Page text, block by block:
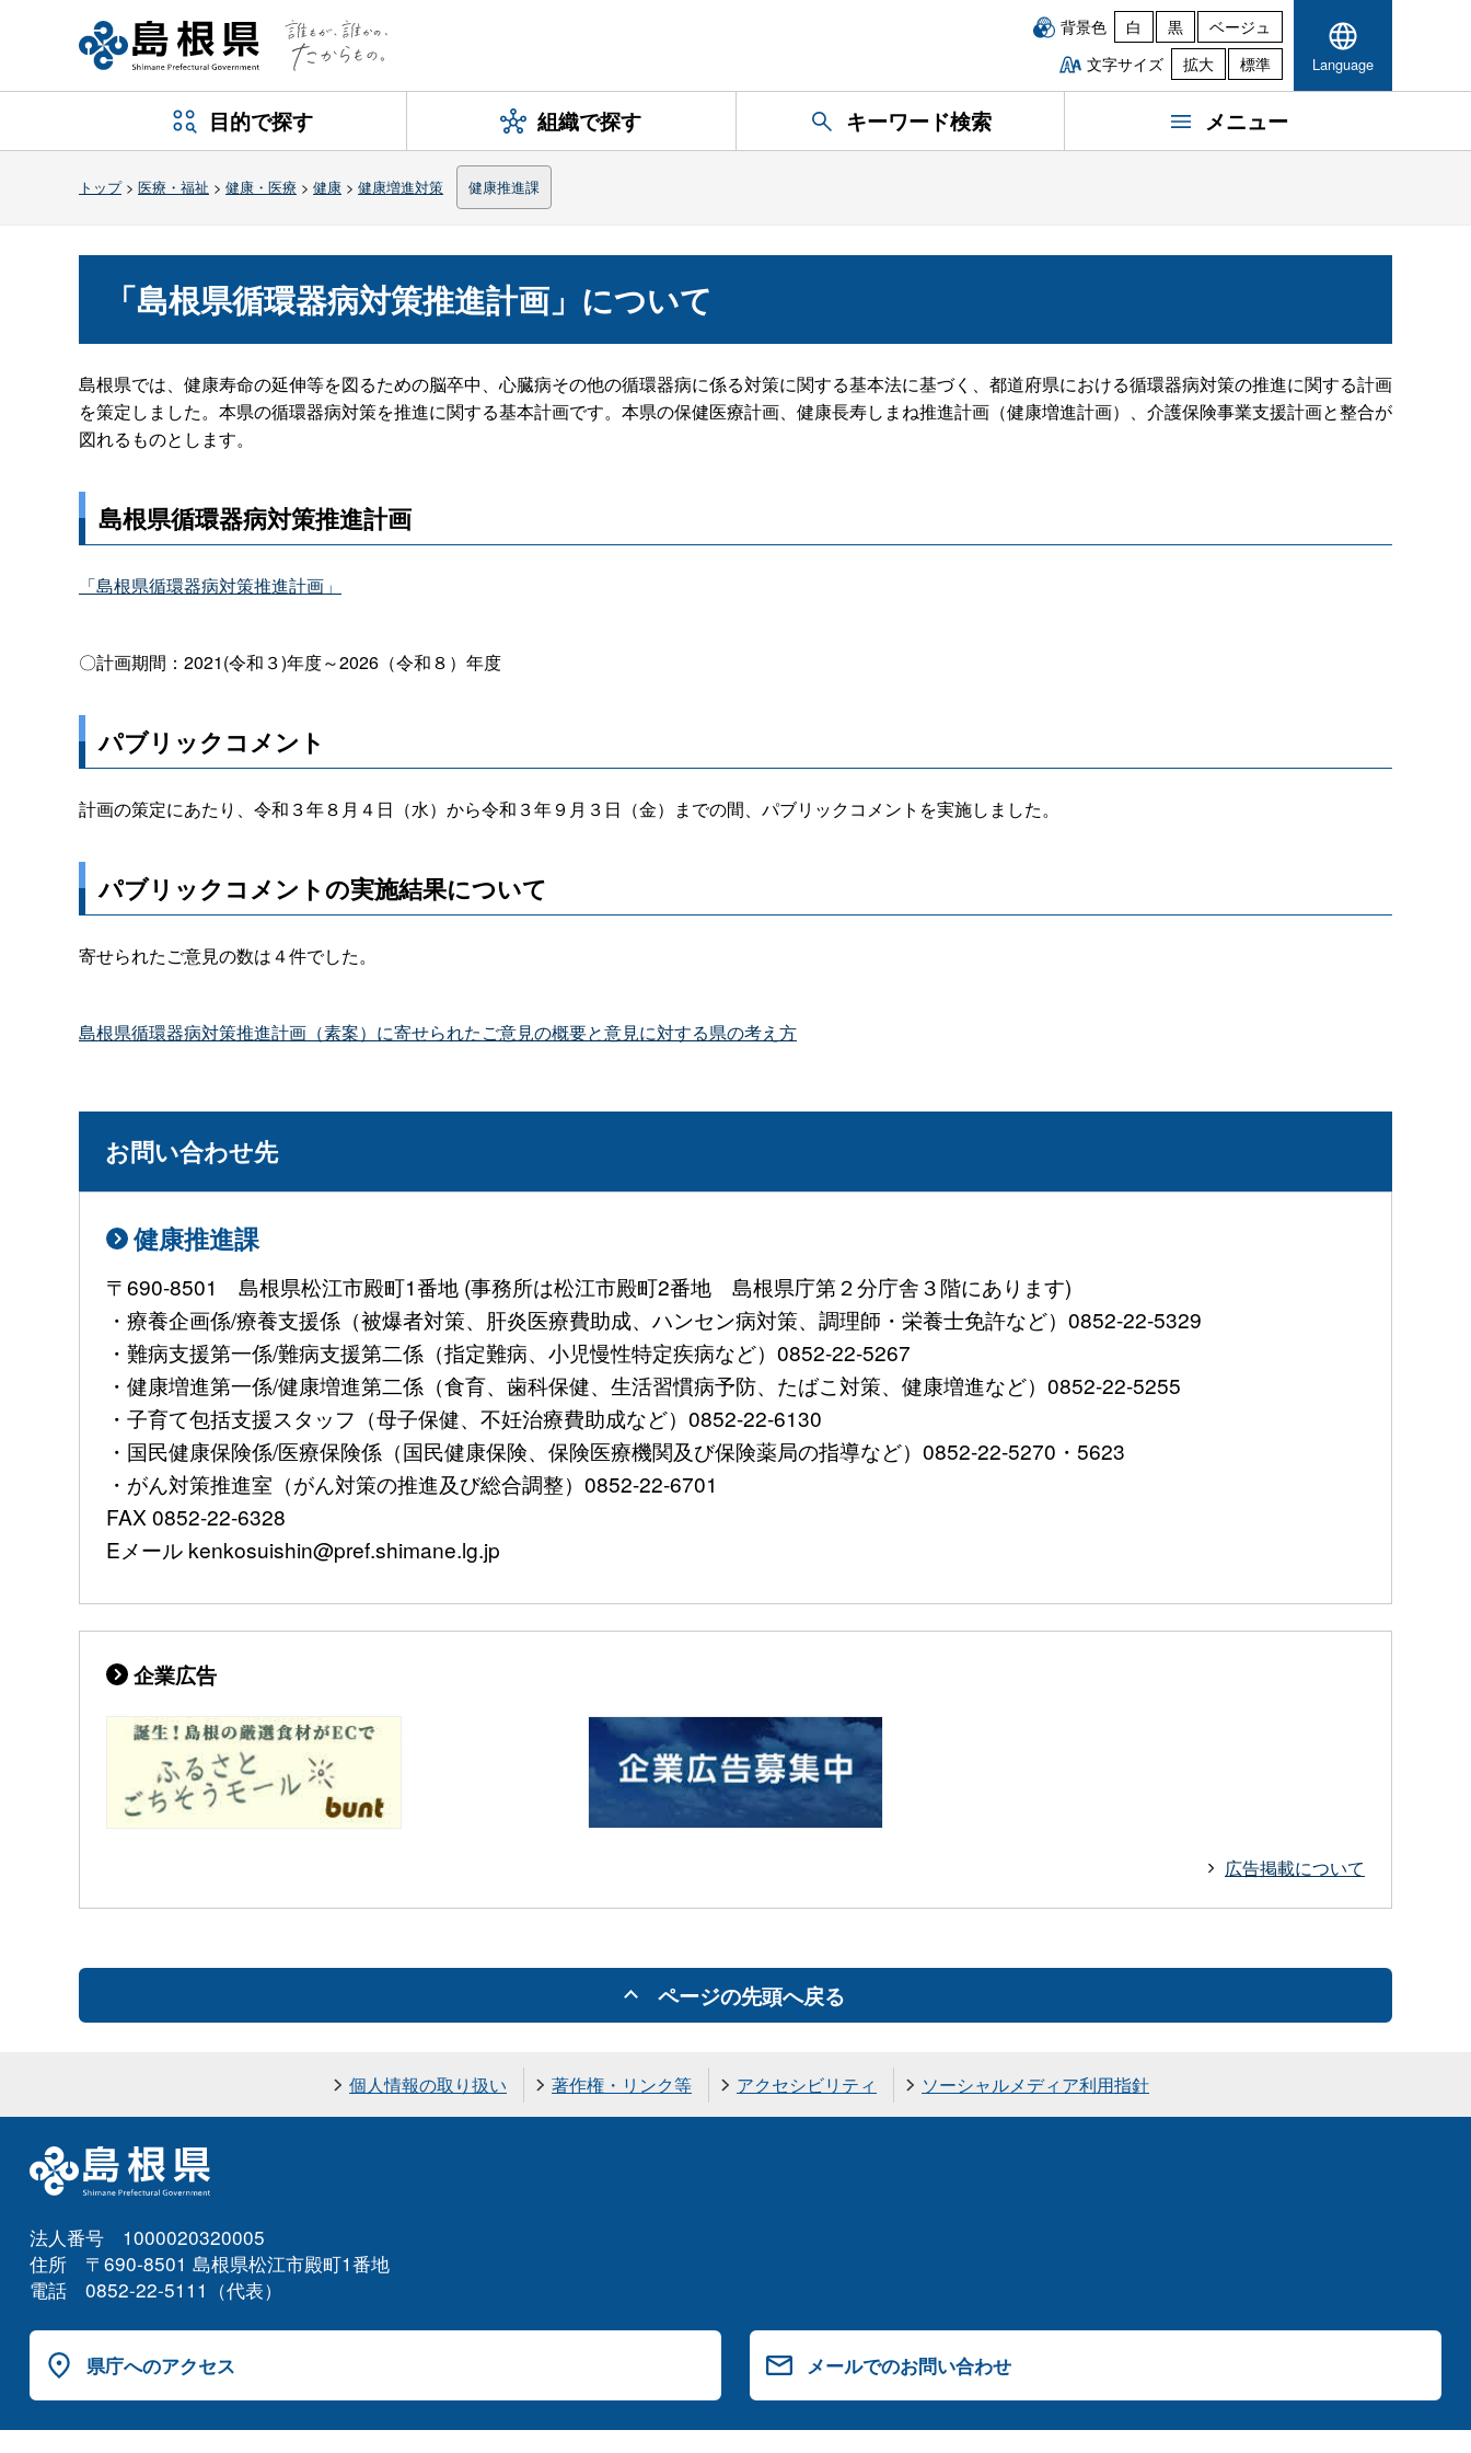
背景色 白 黒
ベージュ
文字サイズ
拡大 標準 Language
目的で探す 組織で探す キーワード検索 メニュー
トップ> 医療・福祉 > 健康・医療 > 健康 > 健康増進対策 健康推進課
「島根県循環器病対策推進計画」について
島根県では、健康寿命の延伸等を図るための脳卒中、心臓病その他の循環器病に係る対策に関する基本法に基づく、都道府県における循環器病対策の推進に関する計画
を策定しました。本県の循環器病対策を推進に関する基本計画です。本県の保健医療計画、健康長寿しまね推進計画（健康増進計画）、介護保険事業支援計画と整合が
図れるものとします。
島根県循環器病対策推進計画
「島根県循環器病対策推進計画」
〇計画期間：2021(令和３)年度～2026（令和８）年度
パブリックコメント
計画の策定にあたり、令和３年８月４日（水）から令和３年９月３日（金）までの間、パブリックコメントを実施しました。
パブリックコメントの実施結果について
寄せられたご意見の数は４件でした。
島根県循環器病対策推進計画（素案）に寄せられたご意見の概要と意見に対する県の考え方
お問い合わせ先
健康推進課
〒690-8501 島根県松江市殿町1番地 (事務所は松江市殿町2番地 島根県庁第２分庁舎３階にあります)
・療養企画係/療養支援係（被爆者対策、肝炎医療費助成、ハンセン病対策、調理師・栄養士免許など）0852-22-5329
・難病支援第一係/難病支援第二係（指定難病、小児慢性特定疾病など）0852-22-5267
・健康増進第一係/健康増進第二係（食育、歯科保健、生活習慣病予防、たばこ対策、健康増進など）0852-22-5255
・子育て包括支援スタッフ（母子保健、不妊治療費助成など）0852-22-6130
・国民健康保険係/医療保険係（国民健康保険、保険医療機関及び保険薬局の指導など）0852-22-5270・5623
・がん対策推進室（がん対策の推進及び総合調整）0852-22-6701
FAX 0852-22-6328
Eメール kenkosuishin@pref.shimane.lg.jp
企業広告
広告掲載について
ページの先頭へ戻る
個人情報の取り扱い 著作権・リンク等 アクセシビリティ ソーシャルメディア利用指針
法人番号 1000020320005
住所 〒690-8501 島根県松江市殿町1番地
電話 0852-22-5111（代表）
県庁へのアクセス メールでのお問い合わせ